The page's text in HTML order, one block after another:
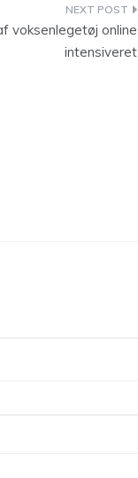
voksenlegetøj online
intensiveret